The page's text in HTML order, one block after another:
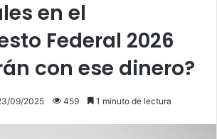
en el
Federal 2026
con ese dinero?
09/2025 459 1 minuto de lectura